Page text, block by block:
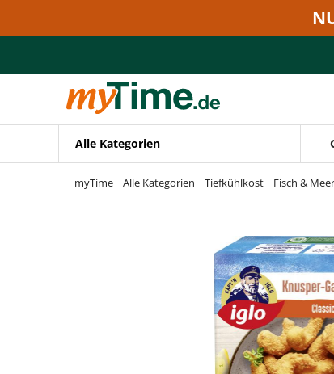
Zur Navigation springen
Alle Kategorien
myTime Alle Kategorien Tiefkühlkost Fisch &